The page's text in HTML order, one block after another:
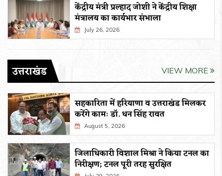
केंद्रीय मंत्री प्रल्हाद जोशी ने केंद्रीय शिक्षा
मंत्रालय का कार्यभार संभाला
July 26, 2026
उत्तराखंड VIEW MORE
सहकारिता में हरियाणा व उत्तराखंड मिलकर
करेंगे कामः डाॅ. धन सिंह रावत
August 5, 2026
जिलाधिकारी विशाल मिश्रा ने किया टनल का
निरीक्षण; टनल पूरी तरह सुरक्षित